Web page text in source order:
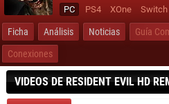
PC PS4 XOne Switch
Ficha Análisis Noticias Guía
Conexiones
VIDEOS DE RESIDENT EVIL HD